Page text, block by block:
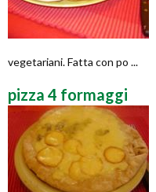
vegetariani. Fatta con po ...
pizza 4 formaggi